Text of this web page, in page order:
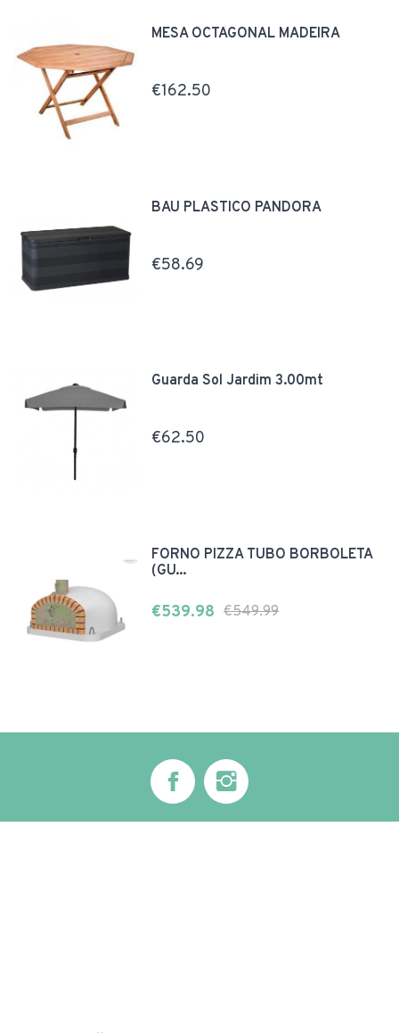
MESA OCTAGONAL MADEIRA
€162.50
BAÚ PLÁSTICO PANDORA
€58.69
Guarda Sol Jardim 3.00mt
€62.50
FORNO PIZZA TUBO BORBOLETA
(GU...
€539.98 €549.99